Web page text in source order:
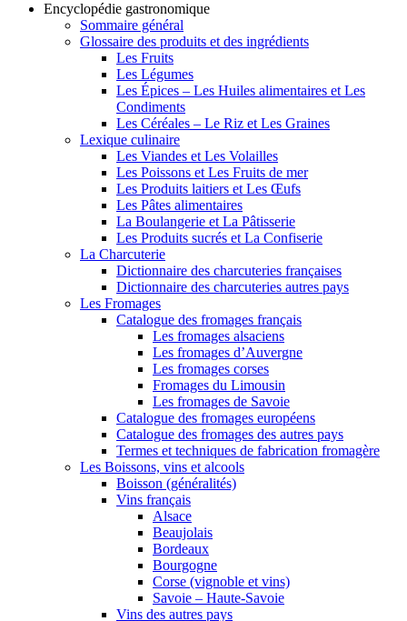
Encyclopédie gastronomique
Sommaire général
Glossaire des produits et des ingrédients
Les Fruits
Les Légumes
Les Épices – Les Huiles alimentaires et Les
Condiments
Les Céréales – Le Riz et Les Graines
Lexique culinaire
Les Viandes et Les Volailles
Les Poissons et Les Fruits de mer
Les Produits laitiers et Les Œufs
Les Pâtes alimentaires
La Boulangerie et La Pâtisserie
Les Produits sucrés et La Confiserie
La Charcuterie
Dictionnaire des charcuteries françaises
Dictionnaire des charcuteries autres pays
Les Fromages
Catalogue des fromages français
Les fromages alsaciens
Les fromages d’Auvergne
Les fromages corses
Fromages du Limousin
Les fromages de Savoie
Catalogue des fromages européens
Catalogue des fromages des autres pays
Termes et techniques de fabrication fromagère
Les Boissons, vins et alcools
Boisson (généralités)
Vins français
Alsace
Beaujolais
Bordeaux
Bourgogne
Corse (vignoble et vins)
Savoie – Haute-Savoie
Vins des autres pays